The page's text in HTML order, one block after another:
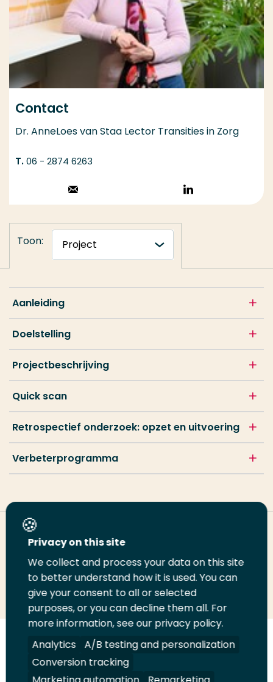
Contact
Dr. AnneLoes van Staa Lector Transities in Zorg
06 - 2874 6263
Stuur een email
Volg op
LinkedIn
Toon:
Aanleiding
Doelstelling
Projectbeschrijving
Quick scan
Retrospectief onderzoek: opzet en uitvoering
Verbeterprogramma
Deel deze pagina
Deel
LinkedIn
Deel
op
Twitter
Deel
op
Facebook
Email
deze
pagina
Print
deze
pagina
Volg
ons
op
Volg
ons
op
Volg
ons
op
Volg
ons
op
Juridisch Security A-Z Index Contact
Privacy on this site
We collect and process your data on this site
to better understand how it is used. You can
give your consent to all or selected
purposes, or you can decline them all. For
more information, see our privacy policy.
Analytics
A/B testing and personalization
Conversion tracking